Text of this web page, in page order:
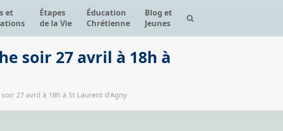
et
Étapes
de la Vie
Éducation
Chrétienne
Blog et
Jeunes
soir 27 avril à 18h à
27 avril à 18h à St Laurent d’Agny